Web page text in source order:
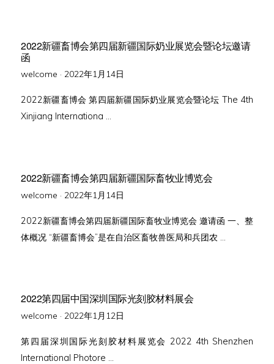
2022新疆畜博会第四届新疆国际奶业展览会暨论坛邀请
函
welcome · Posted
2022年1月14日
2022新疆畜博会 第四届新疆国际奶业展览会暨论坛 The 4th
Xinjiang Internationa …
2022新疆畜博会第四届新疆国际畜牧业博览会
welcome · Posted
2022年1月14日
2022新疆畜博会第四届新疆国际畜牧业博览会 邀请函 一、整
体概况 “新疆畜博会”是在自治区畜牧兽医局和兵团农 …
2022第四届中国深圳国际光刻胶材料展会
welcome · Posted
2022年1月12日
第四届深圳国际光刻胶材料展览会 2022 4th Shenzhen
International Photore …